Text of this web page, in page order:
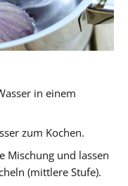
in einem
zum Kochen.
Mischung und lassen
(mittlere Stufe).